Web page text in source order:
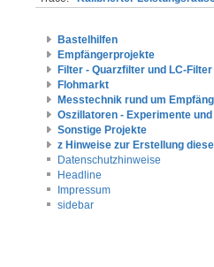
Bastelhilfen
Empfängerprojekte
Filter - Quarzfilter und LC-Filter
Flohmarkt
Messtechnik rund um
Oszillatoren - Experimente
Sonstige Projekte
z Hinweise zur Erstellung
Datenschutzhinweise
Headline
Impressum
sidebar